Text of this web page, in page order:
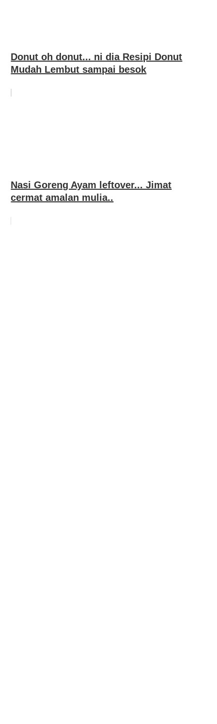
Donut oh donut... ni dia Resipi Donut
Mudah Lembut sampai besok
Nasi Goreng Ayam leftover... Jimat
cermat amalan mulia..